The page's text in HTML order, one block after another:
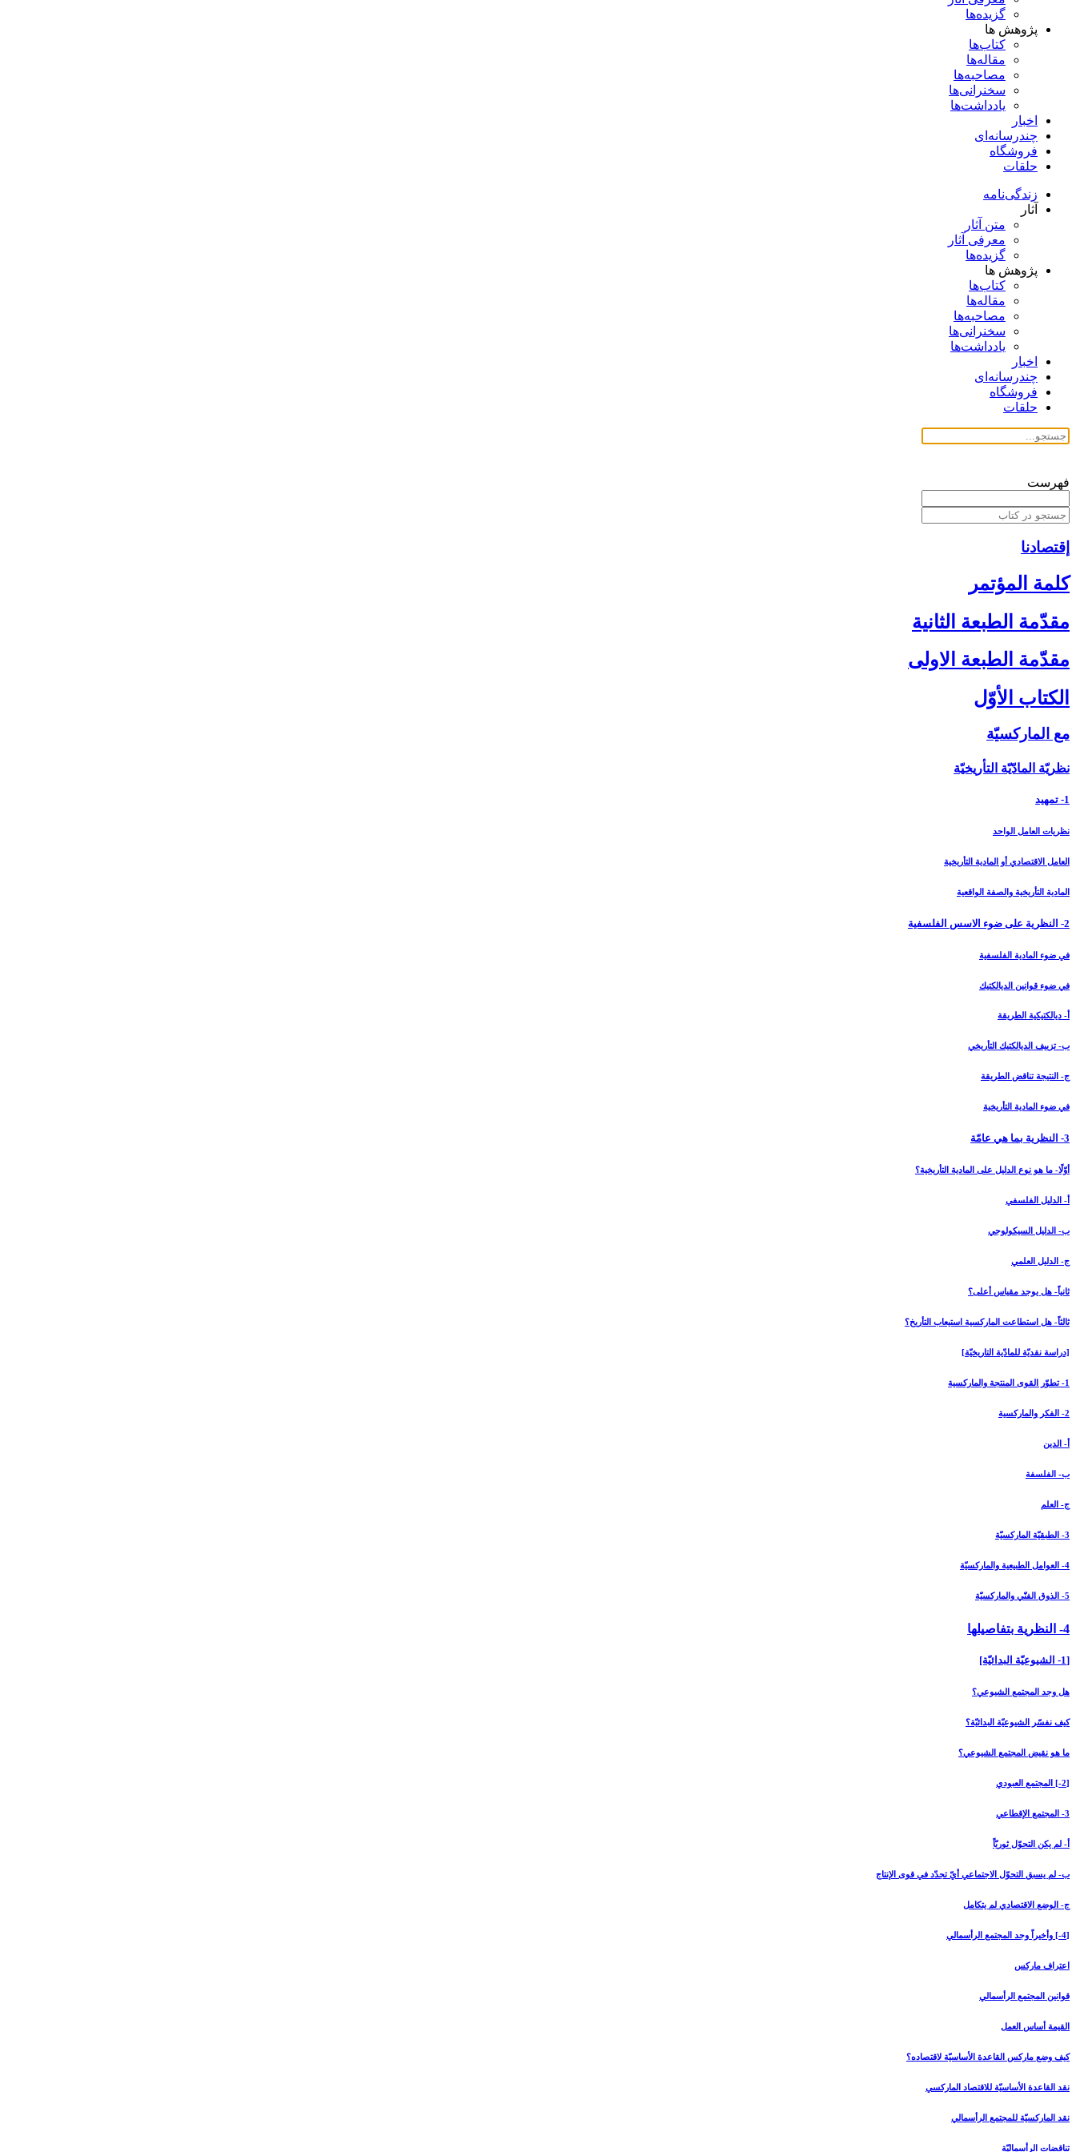
گزیده‌ها
پژوهش ها
کتاب‌ها
مقاله‌ها
مصاحبه‌ها
سخنرانی‌ها
یادداشت‌ها
اخبار
چندرسانه‌ای
فروشگاه
حلقات
زندگی‌نامه
آثار
متن آثار
معرفی آثار
گزیده‌ها
پژوهش ها
کتاب‌ها
مقاله‌ها
مصاحبه‌ها
سخنرانی‌ها
یادداشت‌ها
اخبار
چندرسانه‌ای
فروشگاه
حلقات
فهرست
إقتصادنا
كلمة المؤتمر
مقدّمة الطبعة الثانية
مقدّمة الطبعة الاولى‏
الكتاب الأوّل‏
مع الماركسيّة
نظريّة المادّيّة التأريخيّة
1- تمهيد
نظريات العامل الواحد
العامل الاقتصادي أو المادية التأريخية
المادية التأريخية والصفة الواقعية
2- النظرية على ضوء الاسس الفلسفية
في ضوء المادية الفلسفية
في ضوء قوانين الديالكتيك
أ- ديالكتيكية الطريقة
ب- تزييف الديالكتيك التأريخي
ج- النتيجة تناقض الطريقة
في ضوء المادية التأريخية
3- النظرية بما هي عامّة
أوّلًا- ما هو نوع الدليل على المادية التأريخية؟
أ- الدليل الفلسفي
ب- الدليل السيكولوجي
ج- الدليل العلمي
ثانياً- هل يوجد مقياس أعلى؟
ثالثاً- هل استطاعت الماركسية استيعاب التأريخ؟
[دراسة نقديّة للمادّية التاريخيّة]
1- تطوّر القوى المنتجة والماركسية
2- الفكر والماركسية
أ- الدين
ب- الفلسفة
ج- العلم
3- الطبقيّة الماركسيّة
4- العوامل الطبيعية والماركسيّة
5- الذوق الفنّي والماركسيّة
4- النظرية بتفاصيلها
[1- الشيوعيّة البدائيّة]
هل وجد المجتمع الشيوعي؟
كيف نفسّر الشيوعيّة البدائيّة؟
ما هو نقيض المجتمع الشيوعي؟
[2-] المجتمع العبودي‏
3- المجتمع الإقطاعي‏
أ- لم يكن التحوّل ثوريّاً
ب- لم يسبق التحوّل الاجتماعي أيّ تجدّد في قوى الإنتاج
ج- الوضع الاقتصادي لم يتكامل
[4-] وأخيراً وجد المجتمع الرأسمالي‏
اعتراف ماركس
قوانين المجتمع الرأسمالي
القيمة أساس العمل
كيف وضع ماركس القاعدة الأساسيّة لاقتصاده؟
نقد القاعدة الأساسيّة للاقتصاد الماركسي
نقد الماركسيّة للمجتمع الرأسمالي
تناقضات الرأسماليّة